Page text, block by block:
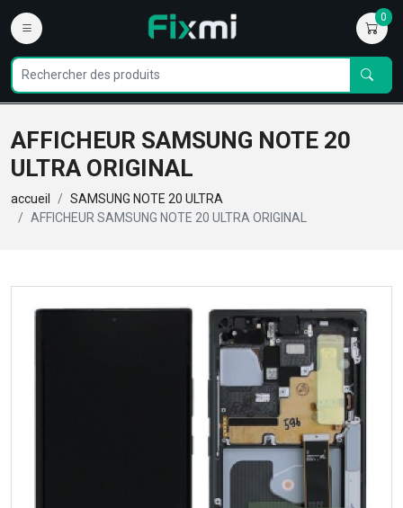
0
AFFICHEUR SAMSUNG NOTE 20
ULTRA ORIGINAL
accueil
SAMSUNG NOTE 20 ULTRA
AFFICHEUR SAMSUNG NOTE 20 ULTRA ORIGINAL